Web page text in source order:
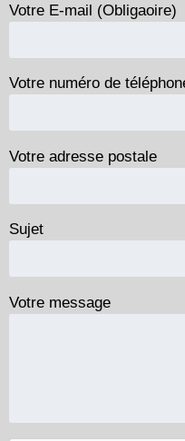
Votre E-mail (Obligaoire)
Votre numéro de
Votre adresse postale
Sujet
Votre message